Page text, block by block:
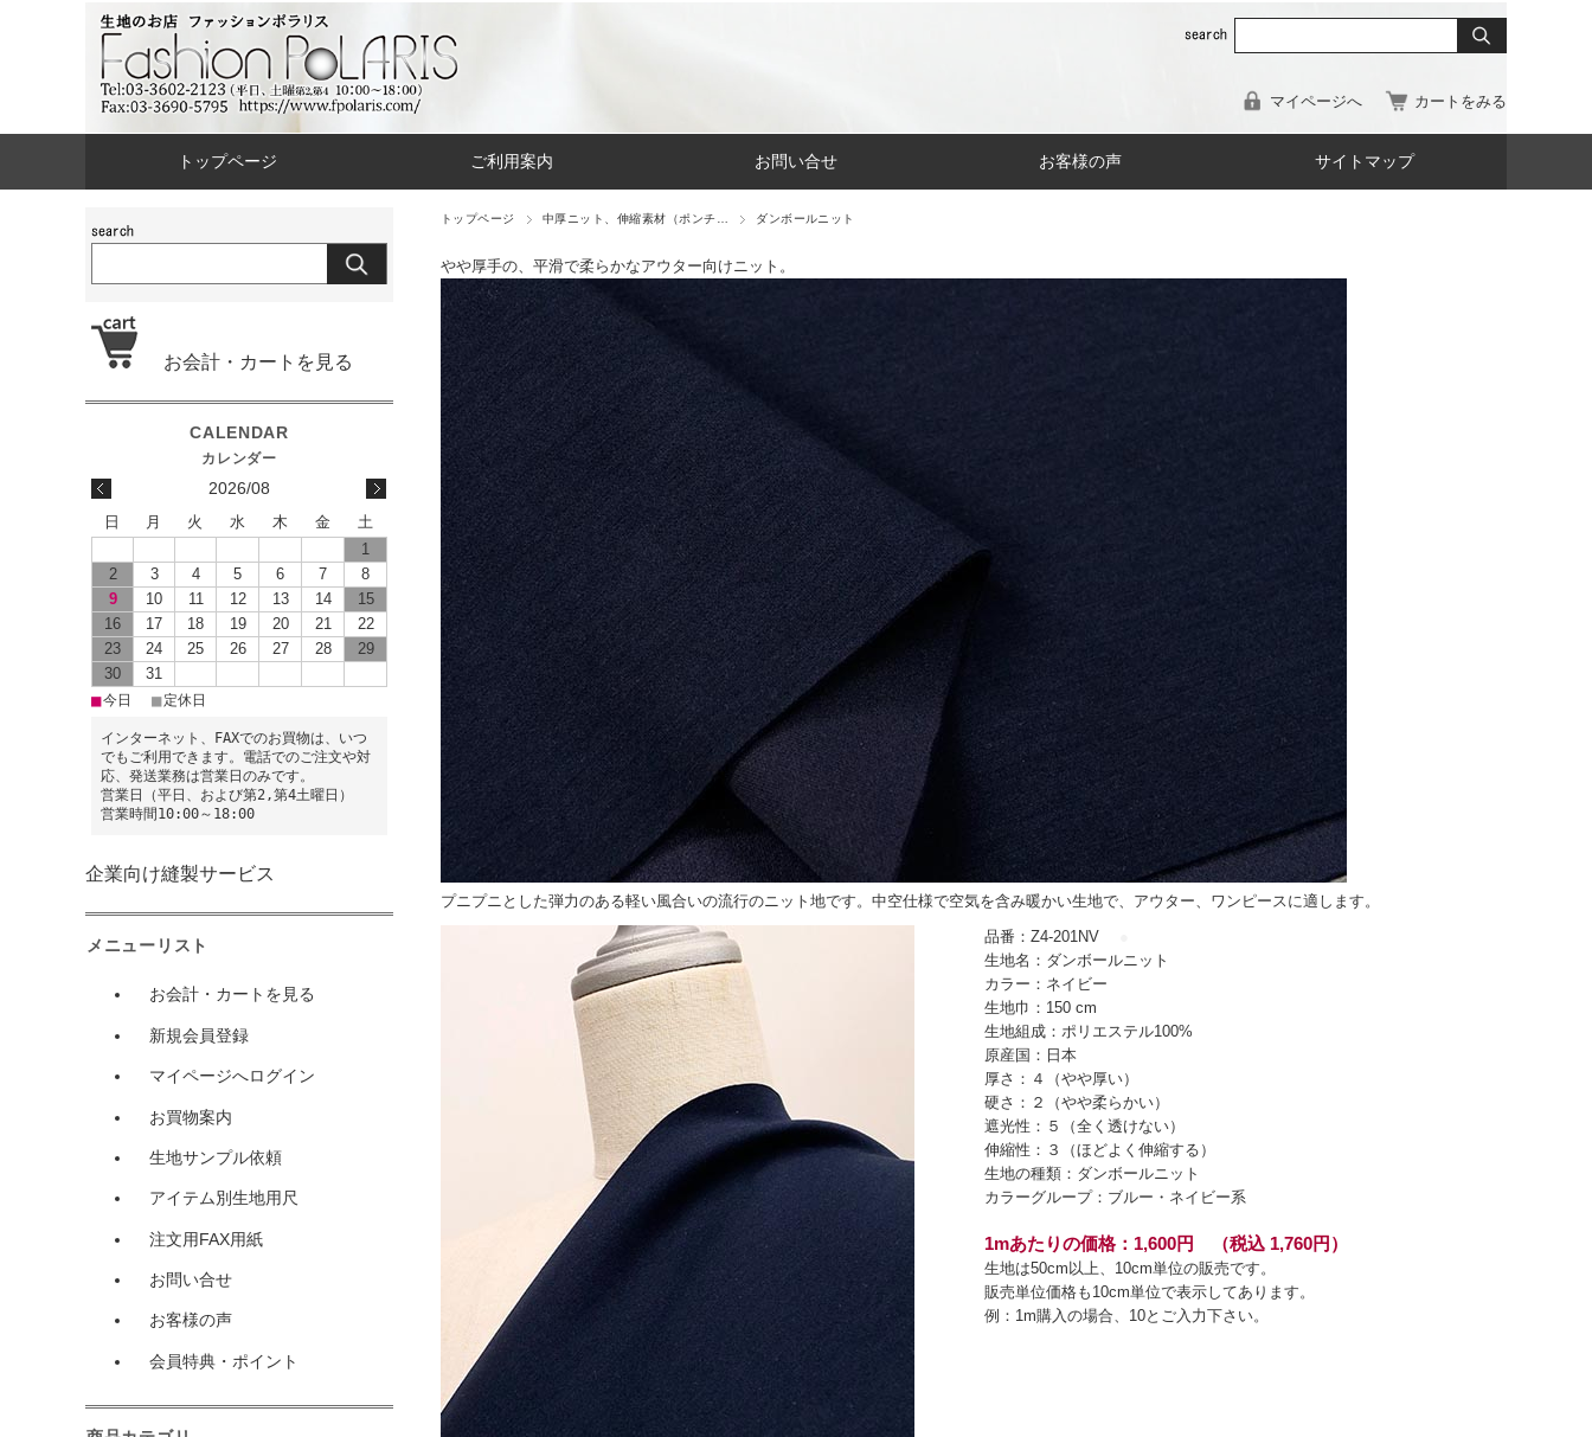
マイページへ カートをみる
トップページ ご利用案内 お問い合せ お客様の声 サイトマップ
トップページ 中厚ニット、伸縮素材（ポンチ… ダンボールニット
やや厚手の、平滑で柔らかなアウター向けニット。
プニプニとした弾力のある軽い風合いの流行のニット地です。中空仕様で空気を含み暖かい生地で、アウター、ワンピースに適します。
品番：Z4-201NV
生地名：ダンボールニット
カラー：ネイビー
生地巾：150 cm
生地組成：ポリエステル100%
原産国：日本
厚さ：４（やや厚い）
硬さ：２（やや柔らかい）
遮光性：５（全く透けない）
伸縮性：３（ほどよく伸縮する）
生地の種類：ダンボールニット
カラーグループ：ブルー・ネイビー系
1mあたりの価格：1,600円 （税込 1,760円）
生地は50cm以上、10cm単位の販売です。
販売単位価格も10cm単位で表示してあります。
例：1m購入の場合、10とご入力下さい。
お会計・カートを見る
2026/08
日 月 火 水 木 金
土
1
2
3 4 5 6 7
8
9
10 11 12 13 14
15
16
17 18 19 20 21
22
23
24 25 26 27 28
29
30
31
■今日 ■ 定休日
インターネット、FAXでのお買物は、いつ
でもご利用できます。電話でのご注文や対
応、発送業務は営業日のみです。
営業日（平日、および第2,第4土曜日）
営業時間10:00～18:00
企業向け縫製サービス
メニューリスト
お会計・カートを見る
新規会員登録
マイページへログイン
お買物案内
生地サンプル依頼
アイテム別生地用尺
注文用FAX用紙
お問い合せ
お客様の声
会員特典・ポイント